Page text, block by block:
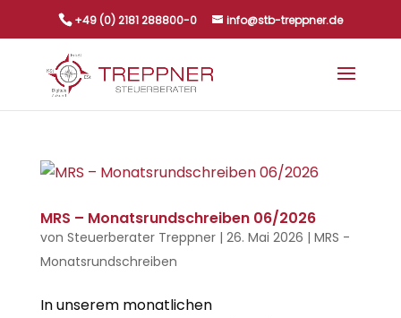
+49 (0) 2181 288800-0 info@stb-treppner.de
MRS – Monatsrundschreiben 06/2026
von Steuerberater Treppner| 26. Mai 2026 | MRS -
Monatsrundschreiben
In unserem monatlichen